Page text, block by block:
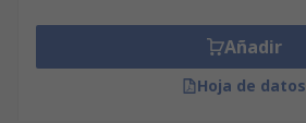
Añadir
Hoja de datos